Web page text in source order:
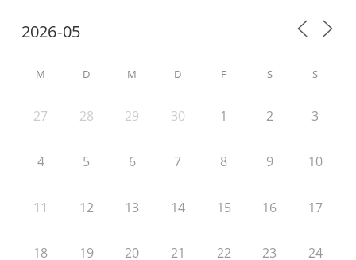
M D M D F S S
27 28 29 30 1 2 3
4 5 6 7 8 9 10
11 12 13 14 15 16 17
18 19 20 21 22 23 24